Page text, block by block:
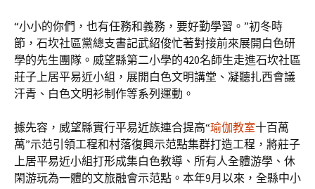
“小小的你們，也有任務和義務，要好勤學習。”初冬時
節，石坎社區黨總支書記武紹俊忙著對接前來展開白色研
學的先生團隊。威望縣第二小學的420名師生走進石坎社區
莊子上居平易近小組，展開白色文明講堂、凝聽扎西會議
汗青、白色文明衫制作等系列運動。
據先容，威望縣實行平易近族連合提高“瑜伽教室十百萬
萬”示范引領工程和村落復興示范點集群打造工程，將莊子
上居平易近小組打形成集白色教導、所有人全體游學、休
閑游玩為一體的文旅融會示范點。本年9月以來，全縣中小